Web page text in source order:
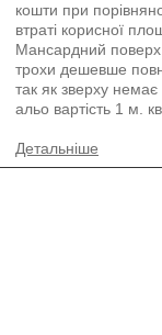
кошти при
втраті корисної
Мансардний поверх
трохи дешевше
так як зверху немає
альо вартість 1 м.